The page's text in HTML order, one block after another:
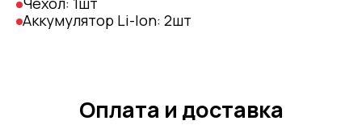
Аккумулятор Li-Ion: 2шт
Оплата и доставка